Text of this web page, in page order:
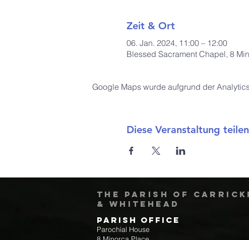
Zeit & Ort
06. Jan. 2024, 11:00 – 12:00
Blessed Sacrament Chapel, 8
Google Maps wurde aufgrund der
Diese Veranstaltung teilen
The Parish of
& Whitehead
Parish Office
Parochial House